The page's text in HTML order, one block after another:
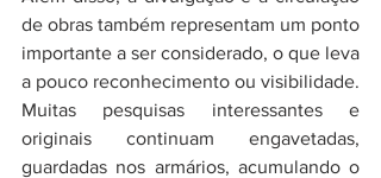
de obras também representam um ponto
importante a ser considerado, o que leva
a pouco reconhecimento ou visibilidade.
Muitas pesquisas interessantes e
originais continuam engavetadas,
guardadas nos armários, acumulando o